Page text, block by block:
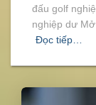
đấu golf
nghiệp dư
Đọc tiếp…